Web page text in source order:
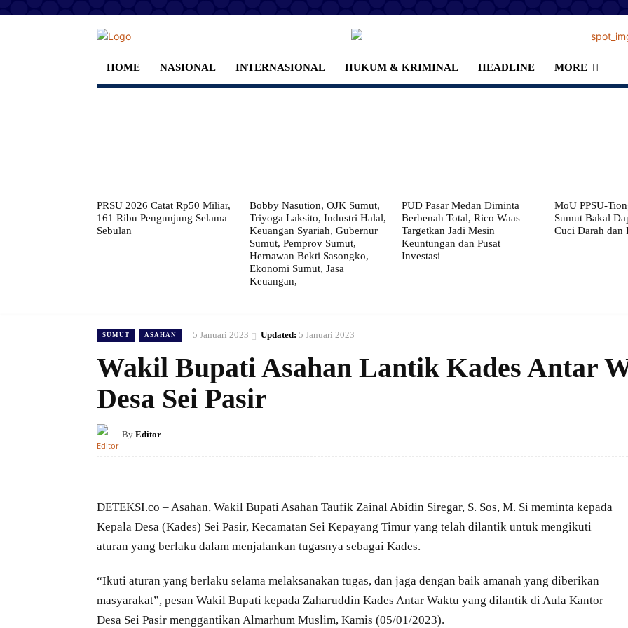
HOME NASIONAL INTERNASIONAL HUKUM & KRIMINAL HEADLINE MORE
PRSU 2026 Catat Rp50 Miliar,
161 Ribu Pengunjung Selama
Sebulan
Bobby Nasution, OJK Sumut,
Triyoga Laksito, Industri Halal,
Keuangan Syariah, Gubernur
Sumut, Pemprov Sumut,
Hernawan Bekti Sasongko,
Ekonomi Sumut, Jasa
Keuangan,
PUD Pasar Medan Diminta
Berbenah Total, Rico Waas
Targetkan Jadi Mesin
Keuntungan dan Pusat
Investasi
MoU PPSU-
Sumut Bakal
Cuci Darah dan
SUMUT ASAHAN 5 Januari 2023 Updated: 5 Januari 2023
Wakil Bupati Asahan Lantik Kades Antar
Desa Sei Pasir
By Editor
DETEKSI.co – Asahan, Wakil Bupati Asahan Taufik Zainal Abidin Siregar, S. Sos, M. Si meminta kepada
Kepala Desa (Kades) Sei Pasir, Kecamatan Sei Kepayang Timur yang telah dilantik untuk mengikuti
aturan yang berlaku dalam menjalankan tugasnya sebagai Kades.
“Ikuti aturan yang berlaku selama melaksanakan tugas, dan jaga dengan baik amanah yang diberikan
masyarakat”, pesan Wakil Bupati kepada Zaharuddin Kades Antar Waktu yang dilantik di Aula Kantor
Desa Sei Pasir menggantikan Almarhum Muslim, Kamis (05/01/2023).